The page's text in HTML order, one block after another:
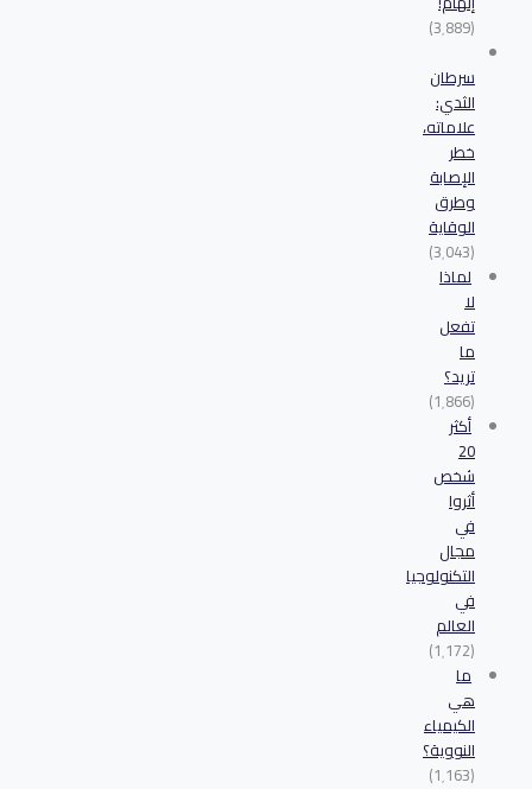
(3٬889)
سرطان
الثدي:
علاماته،
خطر
الإصابة
وطرق
الوقاية
(3٬043)
لماذا
لا
تفعل
ما
تريد؟
(1٬866)
أكثر
20
شخص
أثروا
في
مجال
التكنولوجيا
في
العالم
(1٬172)
ما
هي
الكيمياء
النووية؟
(1٬163)